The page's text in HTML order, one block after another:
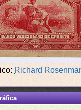
Richard